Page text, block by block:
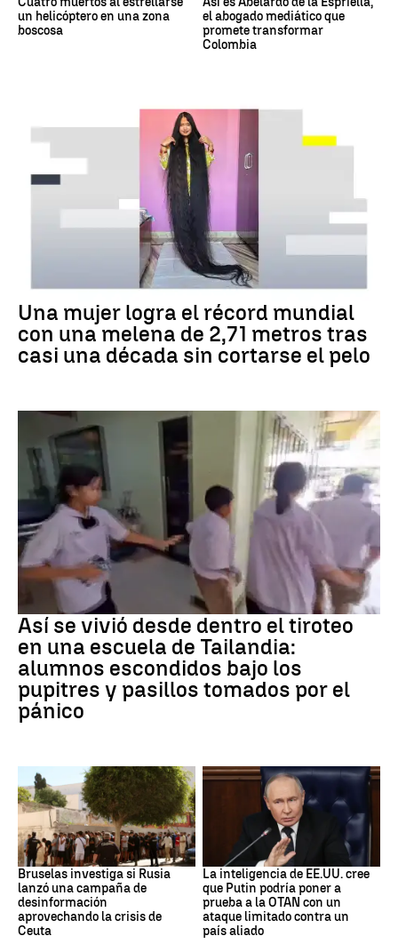
un helicóptero en una zona
boscosa
el abogado mediático que
promete transformar
Colombia
RÉCORD GUINNESS
Una mujer logra el récord mundial
con una melena de 2,71 metros tras
casi una década sin cortarse el pelo
Así se vivió desde dentro el tiroteo
en una escuela de Tailandia:
alumnos escondidos bajo los
pupitres y pasillos tomados por el
pánico
Desinformación rusa
Bruselas investiga si Rusia
lanzó una campaña de
desinformación
aprovechando la crisis de
Ceuta
OTAN
La inteligencia de EE.UU. cree
que Putin podría poner a
prueba a la OTAN con un
ataque limitado contra un
país aliado